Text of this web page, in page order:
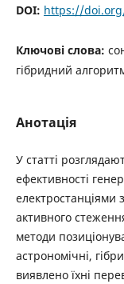
DOI: https://
Ключові слова:
гібридний
Анотація
У статті
ефективності
електростанціями
активного
методи
астрономічні,
виявлено їхні